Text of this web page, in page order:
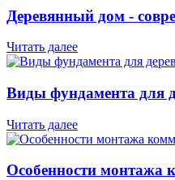
Деревянный дом -
Читать далее
Виды фундамента для
Читать далее
Особенности монтажа